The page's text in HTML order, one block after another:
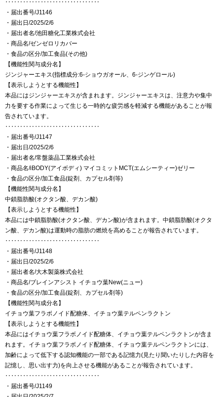
‥‥‥‥‥‥‥‥‥‥‥‥‥‥‥‥
・届出番号/J1146
・届出日/2025/2/6
・届出者名/池田糖化工業株式会社
・商品名/ゼンゼロリカバー
・食品の区分/加工食品(その他)
【機能性関与成分名】
ジンジャーエキス(指標成分:6-ショウガオール、6-ジンゲロール)
【表示しようとする機能性】
本品にはジンジャーエキスが含まれます。ジンジャーエキスは、注意力や集中
力を要する作業によって生じる一時的な疲労感を軽減する機能があることが報
告されています。
‥‥‥‥‥‥‥‥‥‥‥‥‥‥‥‥
・届出番号/J1147
・届出日/2025/2/6
・届出者名/常盤薬品工業株式会社
・商品名/iBODY(アイボディ) マイコミットMCT(エムシーティー)ゼリー
・食品の区分/加工食品(錠剤、カプセル剤等)
【機能性関与成分名】
中鎖脂肪酸(オクタン酸、デカン酸)
【表示しようとする機能性】
本品には中鎖脂肪酸(オクタン酸、デカン酸)が含まれます。中鎖脂肪酸(オクタ
ン酸、デカン酸)は運動時の脂肪の燃焼を高めることが報告されています。
‥‥‥‥‥‥‥‥‥‥‥‥‥‥‥‥
・届出番号/J1148
・届出日/2025/2/6
・届出者名/大木製薬株式会社
・商品名/ブレインアシスト イチョウ葉New(ニュー)
・食品の区分/加工食品(錠剤、カプセル剤等)
【機能性関与成分名】
イチョウ葉フラボノイド配糖体、イチョウ葉テルペンラクトン
【表示しようとする機能性】
本品にはイチョウ葉フラボノイド配糖体、イチョウ葉テルペンラクトンが含ま
れます。イチョウ葉フラボノイド配糖体、イチョウ葉テルペンラクトンには、
加齢によって低下する認知機能の一部である記憶力(見たり聞いたりした内容を
記憶し、思い出す力)を向上させる機能があることが報告されています。
‥‥‥‥‥‥‥‥‥‥‥‥‥‥‥‥
・届出番号/J1149